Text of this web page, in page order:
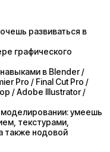
развиваться в
графического
в Blender /
Pro / Final Cut Pro /
/ Adobe Illustrator /
умеешь
текстурами,
также нодовой